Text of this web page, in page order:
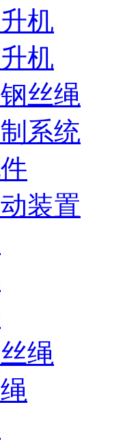
机
机
丝绳
系统
装置
绳